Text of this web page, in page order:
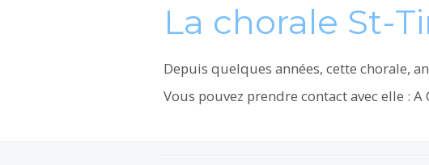
La chorale St-
Depuis quelques années, cette chorale,
Vous pouvez prendre contact avec elle : A